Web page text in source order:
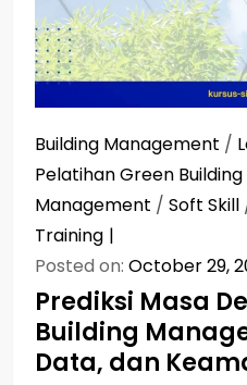
Building Management /
Pelatihan Green Building
Management / Soft Skill
Training
Posted on: October 29,
Prediksi Masa
Building
Data, dan